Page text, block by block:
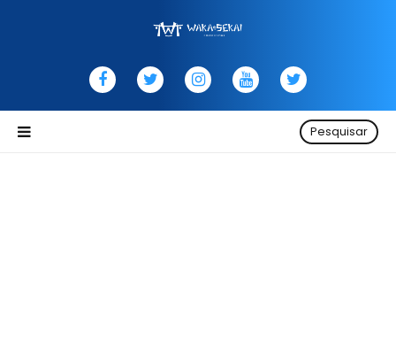
Pesquisar